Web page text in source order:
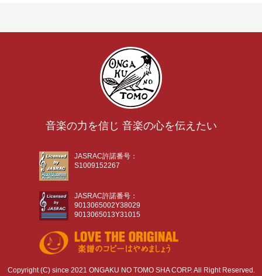
音楽の力を信じ 音楽の心を伝えたい
JASRAC許諾番号：
S1009152267
JASRAC許諾番号：
9013065002Y38029
9013065013Y31015
Copyright (C) since 2021 ONGAKU NO TOMO SHA CORP. All Right Reserved.